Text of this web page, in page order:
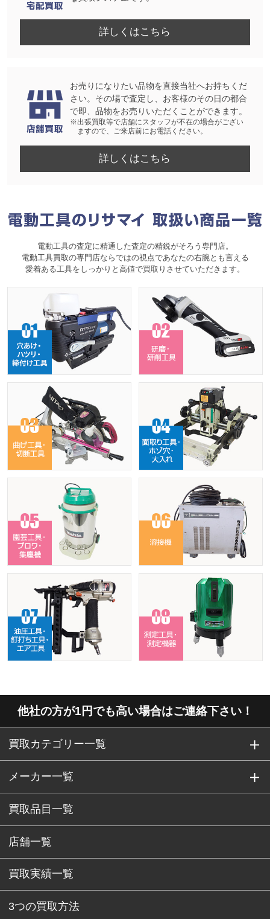
詳しくはこちら
お売りになりたい品物を直接当社へお持ちくだ
さい。その場で査定し、お客様のその日の都合
で即、品物をお売りいただくことができます。
※出張買取等で店舗にスタッフが不在の場合がござい
ますので、ご来店前にお電話ください。
詳しくはこちら
電動工具の査定に精通した査定の精鋭がそろう専門店。
電動工具買取の専門店ならではの視点であなたの右腕とも言える
愛着ある工具をしっかりと高値で買取りさせていただきます。
他社の方が1円でも高い場合はご連絡下さい！
買取カテゴリー一覧
メーカー一覧
買取品目一覧
店舗一覧
買取実績一覧
3つの買取方法